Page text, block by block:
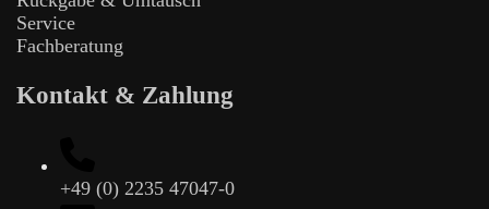
Service
Fachberatung
Kontakt & Zahlung
+49 (0) 2235 47047-0